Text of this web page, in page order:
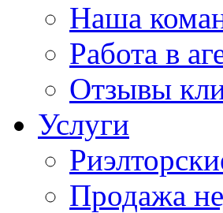
Наша
Работа в
Отзывы
Услуги
Продажа